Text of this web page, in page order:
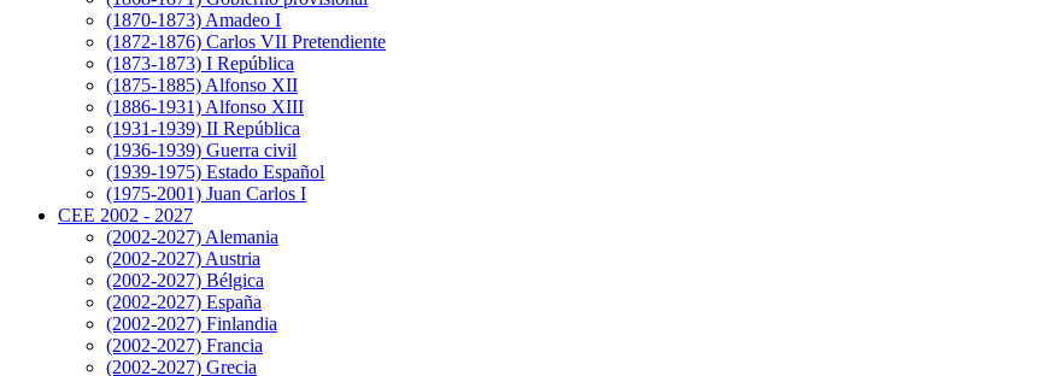
(1870-1873) Amadeo I
(1872-1876) Carlos VII Pretendiente
(1873-1873) I República
(1875-1885) Alfonso XII
(1886-1931) Alfonso XIII
(1931-1939) II República
(1936-1939) Guerra civil
(1939-1975) Estado Español
(1975-2001) Juan Carlos I
CEE 2002 - 2027
(2002-2027) Alemania
(2002-2027) Austria
(2002-2027) Bélgica
(2002-2027) España
(2002-2027) Finlandia
(2002-2027) Francia
(2002-2027) Grecia